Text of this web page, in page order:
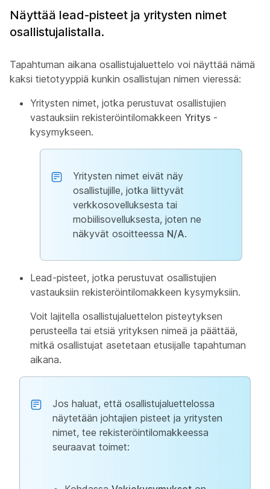
Näyttää lead-pisteet ja yritysten nimet
osallistujalistalla.
Tapahtuman aikana osallistujaluettelo voi näyttää nämä
kaksi tietotyyppiä kunkin osallistujan nimen vieressä:
Yritysten nimet, jotka perustuvat osallistujien
vastauksiin rekisteröintilomakkeen Yritys -
kysymykseen.
Yritysten nimet eivät näy
osallistujille, jotka liittyvät
verkkosovelluksesta tai
mobiilisovelluksesta, joten ne
näkyvät osoitteessa N/A.
Lead-pisteet, jotka perustuvat osallistujien
vastauksiin rekisteröintilomakkeen kysymyksiin.
Voit lajitella osallistujaluettelon pisteytyksen
perusteella tai etsiä yrityksen nimeä ja päättää,
mitkä osallistujat asetetaan etusijalle tapahtuman
aikana.
Jos haluat, että osallistujaluettelossa
näytetään johtajien pisteet ja yritysten
nimet, tee rekisteröintilomakkeessa
seuraavat toimet: